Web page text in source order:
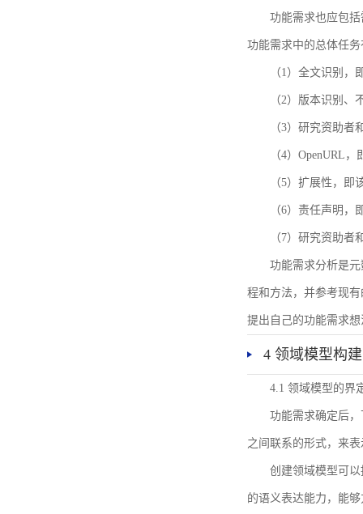
功能需求也应包括
功能需求中的总体任
（1）全文识别
（2）版本识别、
（3）研究资助者
（4）OpenURL
（5）扩展性，
（6）责任声明，
（7）研究资助
功能需求分析是
程和方法，并参考现
提出自己的功能需求
4 领域模型构建
4.1 领域模型的界
功能需求确定后
之间联系的形式，来
创建领域模型可
的语义表达能力，能